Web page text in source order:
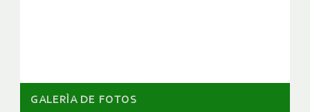
GALERÌA DE FOTOS